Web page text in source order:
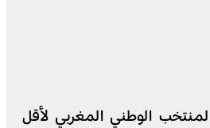
الوطني المغربي لأقل